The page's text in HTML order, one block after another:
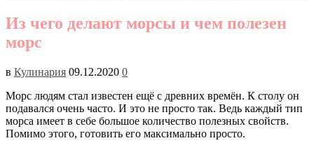
Из чего делают морсы и чем полезен
морс
в Кулинария 09.12.2020 0
Морс людям стал известен ещё с древних времён. К столу он
подавался очень часто. И это не просто так. Ведь каждый тип
морса имеет в себе большое количество полезных свойств.
Помимо этого, готовить его максимально просто.